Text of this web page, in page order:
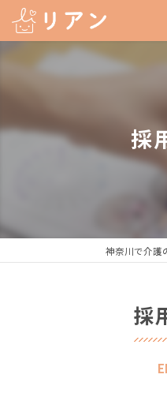
採
神奈川で介護
採